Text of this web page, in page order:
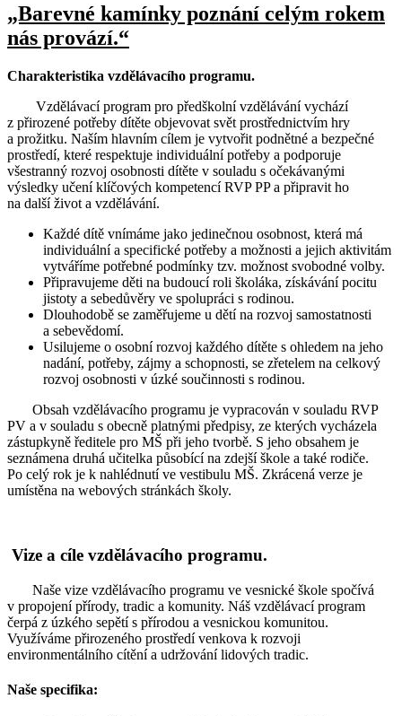
„Barevné kamínky poznání celým rokem
nás provází.“
Charakteristika vzdělávacího programu.
Vzdělávací program pro předškolní vzdělávání vychází
z přirozené potřeby dítěte objevovat svět prostřednictvím hry
a prožitku. Naším hlavním cílem je vytvořit podnětné a bezpečné
prostředí, které respektuje individuální potřeby a podporuje
všestranný rozvoj osobnosti dítěte v souladu s očekávanými
výsledky učení klíčových kompetencí RVP PP a připravit ho
na další život a vzdělávání.
Každé dítě vnímáme jako jedinečnou osobnost, která má
individuální a specifické potřeby a možnosti a jejich aktivitám
vytváříme potřebné podmínky tzv. možnost svobodné volby.
Připravujeme děti na budoucí roli školáka, získávání pocitu
jistoty a sebedůvěry ve spolupráci s rodinou.
Dlouhodobě se zaměřujeme u dětí na rozvoj samostatnosti
a sebevědomí.
Usilujeme o osobní rozvoj každého dítěte s ohledem na jeho
nadání, potřeby, zájmy a schopnosti, se zřetelem na celkový
rozvoj osobnosti v úzké součinnosti s rodinou.
Obsah vzdělávacího programu je vypracován v souladu RVP
PV a v souladu s obecně platnými předpisy, ze kterých vycházela
zástupkyně ředitele pro MŠ při jeho tvorbě. S jeho obsahem je
seznámena druhá učitelka působící na zdejší škole a také rodiče.
Po celý rok je k nahlédnutí ve vestibulu MŠ. Zkrácená verze je
umístěna na webových stránkách školy.
Vize a cíle vzdělávacího programu.
Naše vize vzdělávacího programu ve vesnické škole spočívá
v propojení přírody, tradic a komunity. Náš vzdělávací program
čerpá z úzkého sepětí s přírodou a vesnickou komunitou.
Využíváme přirozeného prostředí venkova k rozvoji
environmentálního cítění a udržování lidových tradic.
Naše specifika: